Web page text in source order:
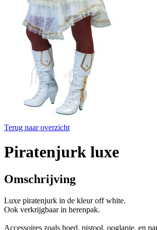
Terug naar overzicht
Piratenjurk luxe
Omschrijving
Luxe piratenjurk in de kleur off white.
Ook verkrijgbaar in herenpak.
Accessoires zoals hoed, pistool, ooglapje, en